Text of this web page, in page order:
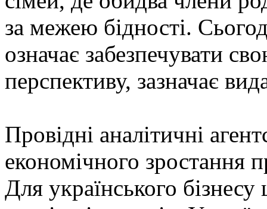
за межею бідності.
означає забезпечувати
перспективу, зазначає
Провідні аналітичні
економічного зростання
Для українського